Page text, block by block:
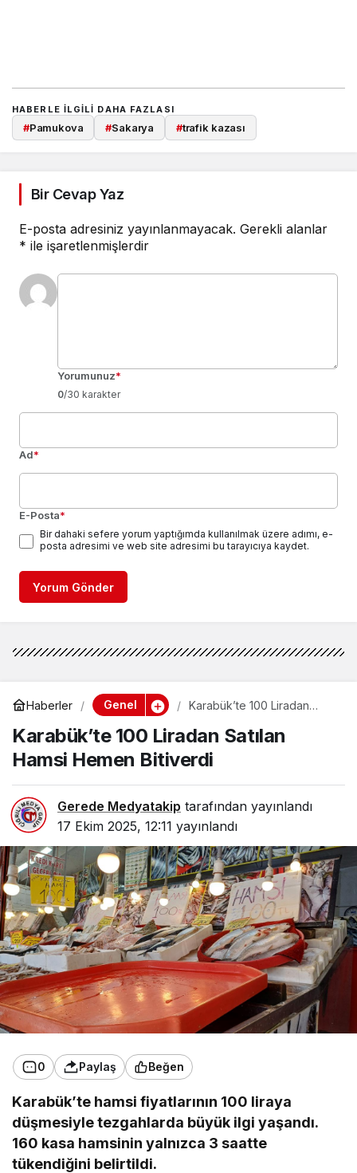
HABERLE ILGILI DAHA FAZLASI
#Pamukova #Sakarya #trafik kazası
Bir Cevap Yaz
E-posta adresiniz yayınlanmayacak. Gerekli alanlar
* ile işaretlenmişlerdir
Yorumunuz*
0/30 karakter
Ad*
E-Posta*
Bir dahaki sefere yorum yaptığımda kullanılmak üzere adımı, e-
posta adresimi ve web site adresimi bu tarayıcıya kaydet.
Yorum Gönder
Haberler Genel
Karabük’te 100 Liradan
Bitiverdi
Karabük’te 100 Liradan Satılan
Hamsi Hemen Bitiverdi
Gerede Medyatakip tarafından yayınlandı
17 Ekim 2025, 12:11 yayınlandı
0 Paylaş Beğen
Karabük’te hamsi fiyatlarının 100 liraya
düşmesiyle tezgahlarda büyük ilgi yaşandı.
160 kasa hamsinin yalnızca 3 saatte
tükendiğini belirtildi.